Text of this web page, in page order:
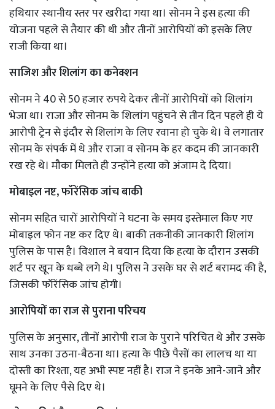
हथियार स्थानीय स्तर पर खरीदा गया था। सोनम ने इस हत्या की
योजना पहले से तैयार की थी और तीनों आरोपियों को इसके लिए
राजी किया था।
साजिश और शिलांग का कनेक्शन
सोनम ने 40 से 50 हजार रुपये देकर तीनों आरोपियों को शिलांग
भेजा था। राजा और सोनम के शिलांग पहुंचने से तीन दिन पहले ही ये
आरोपी ट्रेन से इंदौर से शिलांग के लिए रवाना हो चुके थे। वे लगातार
सोनम के संपर्क में थे और राजा व सोनम के हर कदम की जानकारी
रख रहे थे। मौका मिलते ही उन्होंने हत्या को अंजाम दे दिया।
मोबाइल नष्ट, फॉरेंसिक जांच बाकी
सोनम सहित चारों आरोपियों ने घटना के समय इस्तेमाल किए गए
मोबाइल फोन नष्ट कर दिए थे। बाकी तकनीकी जानकारी शिलांग
पुलिस के पास है। विशाल ने बयान दिया कि हत्या के दौरान उसकी
शर्ट पर खून के धब्बे लगे थे। पुलिस ने उसके घर से शर्ट बरामद की है,
जिसकी फॉरेंसिक जांच होगी।
आरोपियों का राज से पुराना परिचय
पुलिस के अनुसार, तीनों आरोपी राज के पुराने परिचित थे और उसके
साथ उनका उठना-बैठना था। हत्या के पीछे पैसों का लालच था या
दोस्ती का रिश्ता, यह अभी स्पष्ट नहीं है। राज ने इनके आने-जाने और
घूमने के लिए पैसे दिए थे।